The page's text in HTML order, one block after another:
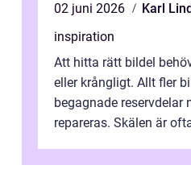
02 juni 2026
Karl
inspiration
Att hitta rätt bildel
eller krångligt. Allt fler
begagnade reservdelar
repareras. Skälen är